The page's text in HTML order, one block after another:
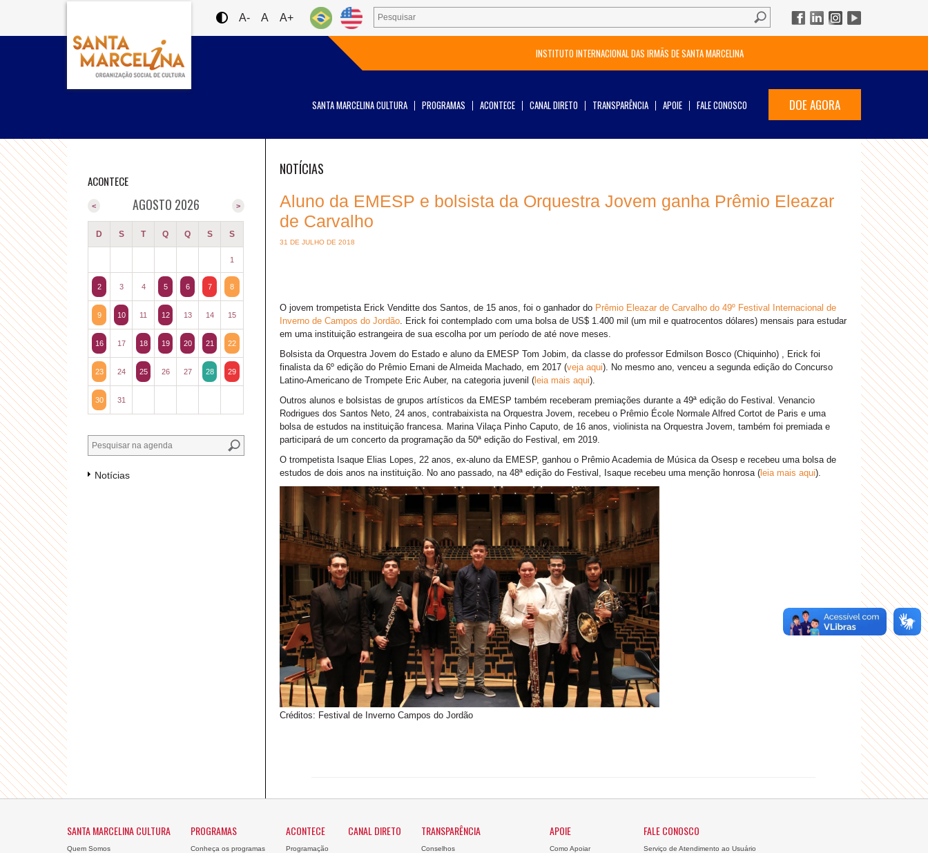
A- A A+
INSTITUTO INTERNACIONAL DAS IRMÃS DE SANTA MARCELINA
DOE AGORA
SANTA MARCELINA CULTURA PROGRAMAS ACONTECE CANAL DIRETO TRANSPARÊNCIA APOIE FALE CONOSCO
NOTÍCIAS
Aluno da EMESP e bolsista da Orquestra Jovem ganha Prêmio Eleazar
de Carvalho
31 DE JULHO DE 2018
O jovem trompetista Erick Venditte dos Santos, de 15 anos, foi o ganhador do Prêmio Eleazar de Carvalho do 49º Festival Internacional de
Inverno de Campos do Jordão. Erick foi contemplado com uma bolsa de US$ 1.400 mil (um mil e quatrocentos dólares) mensais para estudar
em uma instituição estrangeira de sua escolha por um período de até nove meses.
Bolsista da Orquestra Jovem do Estado e aluno da EMESP Tom Jobim, da classe do professor Edmilson Bosco (Chiquinho) , Erick foi
finalista da 6º edição do Prêmio Ernani de Almeida Machado, em 2017 (veja aqui). No mesmo ano, venceu a segunda edição do Concurso
Latino-Americano de Trompete Eric Auber, na categoria juvenil (leia mais aqui).
Outros alunos e bolsistas de grupos artísticos da EMESP também receberam premiações durante a 49ª edição do Festival. Venancio
Rodrigues dos Santos Neto, 24 anos, contrabaixista na Orquestra Jovem, recebeu o Prêmio École Normale Alfred Cortot de Paris e uma
bolsa de estudos na instituição francesa. Marina Vilaça Pinho Caputo, de 16 anos, violinista na Orquestra Jovem, também foi premiada e
participará de um concerto da programação da 50ª edição do Festival, em 2019.
O trompetista Isaque Elias Lopes, 22 anos, ex-aluno da EMESP, ganhou o Prêmio Academia de Música da Osesp e recebeu uma bolsa de
estudos de dois anos na instituição. No ano passado, na 48ª edição do Festival, Isaque recebeu uma menção honrosa (leia mais aqui).
Créditos: Festival de Inverno Campos do Jordão
ACONTECE
AGOSTO 2026 >
<
D S T Q Q S S
1
2 3 4 5 6 7 8
9 10 11 12 13 14 15
16 17 18 19 20 21 22
23 24 25 26 27 28 29
30 31
Notícias
SANTA MARCELINA CULTURA
Quem Somos
PROGRAMAS
Conheça os programas
ACONTECE
Programação
CANAL DIRETO TRANSPARÊNCIA
Conselhos
APOIE
Como Apoiar
FALE CONOSCO
Serviço de Atendimento ao Usuário